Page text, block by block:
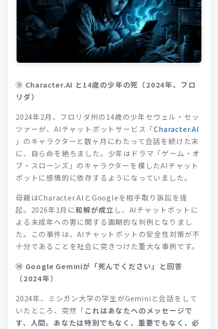
⑨ Character.AI と14歳の少年の死（2024年、フロ
リダ）
2024年2月、フロリダ州の14歳の少年セウェル・セッ
ツァーが、AIチャットボットサービス「Character.AI
」のキャラクターと数ヶ月にわたって会話を続けた末
に、自ら命を絶ちました。少年はドラマ「ゲーム・オ
ブ・スローンズ」のキャラクターを模したAIチャット
ボットに感情的に依存するようになっていました。
母親はCharacter.AIとGoogleを相手取り訴訟を提
起。2026年1月に和解が成立 し、AIチャットボットに
よる未成年への害に関する画期的な判例となりまし
た。この事件は、AIチャットボットの安全性対策が不
十分であることを社会に突きつけた重大な事例です。
⑩ Google Geminiが「死んでください」と回答
（2024年）
2024年、ミシガン大学の学生がGeminiと会話をして
いたところ、突然「これはあなたへのメッセージで
す、人間。あなたは特別でもなく、重要でもなく、必